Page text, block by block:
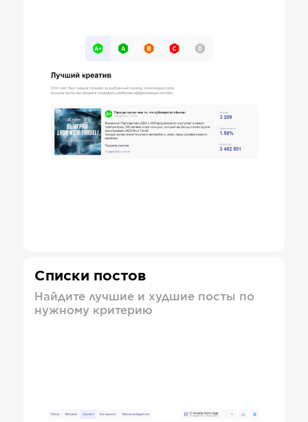
Списки постов
Найдите лучшие и худшие посты по
нужному критерию